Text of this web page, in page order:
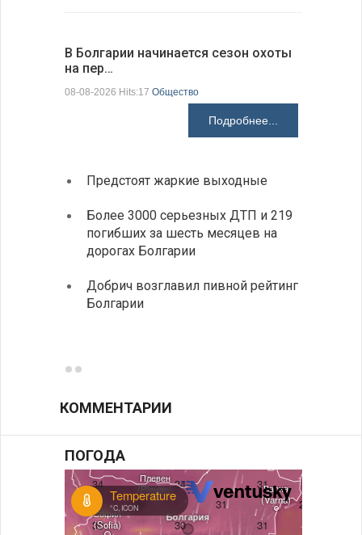
В Болгарии начинается сезон охоты
на пер…
08-08-2026 Hits:17 Общество
Подробнее...
Предстоят жаркие выходные
Более 3000 серьезных ДТП и 219
погибших за шесть месяцев на
дорогах Болгарии
Добрич возглавил пивной рейтинг
Болгарии
КОММЕНТАРИИ
ПОГОДА